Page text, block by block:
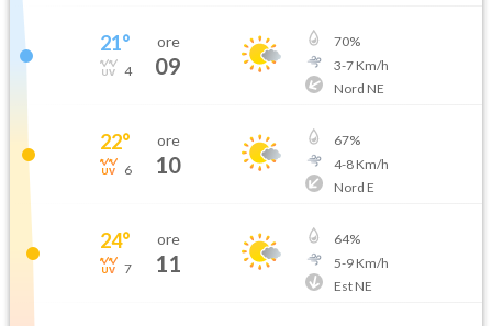
21°
4
ore
09
70%
3-7Km/h
Nord NE
22°
6
ore
10
67%
4-8Km/h
Nord E
24°
7
ore
11
64%
5-9Km/h
Est NE